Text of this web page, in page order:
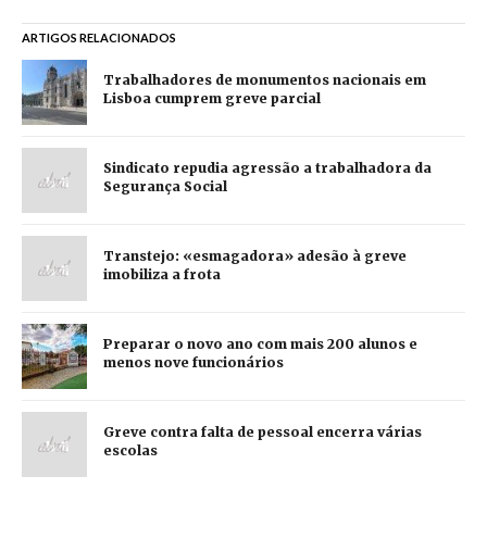
ARTIGOS RELACIONADOS
Trabalhadores de monumentos nacionais em
Lisboa cumprem greve parcial
Sindicato repudia agressão a trabalhadora da
Segurança Social
Transtejo: «esmagadora» adesão à greve
imobiliza a frota
Preparar o novo ano com mais 200 alunos e
menos nove funcionários
Greve contra falta de pessoal encerra várias
escolas